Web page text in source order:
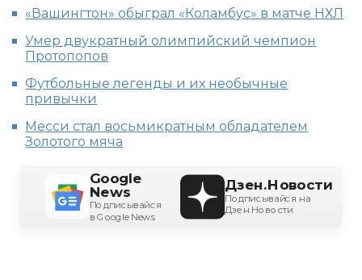
«Вашингтон» обыграл «Коламбус» в матче НХЛ
Умер двукратный олимпийский чемпион
Протопопов
Футбольные легенды и их необычные
привычки
Месси стал восьмикратным обладателем
Золотого мяча
Google
News
Подписывайся
в Google News
Дзен.Новости
Подписывайся на
Дзен.Новости